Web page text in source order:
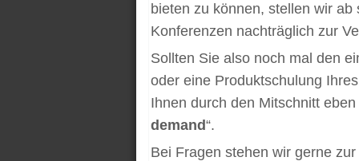
bieten zu können, stellen wir
Konferenzen nachträglich zur
Sollten Sie also noch mal den
oder eine Produktschulung
Ihnen durch den Mitschnitt eben
demand“.
Bei Fragen stehen wir gerne